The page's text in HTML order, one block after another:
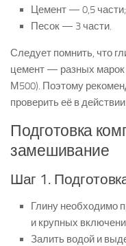
Цемент — 0,5 части;
Песок — 3 части.
Следует помнить, что
цемент — разных
М500). Поэтому
проверить её в действии.
Подготовка
замешивание
Шаг 1.
Глину необходимо
и крупных
Залить водой и